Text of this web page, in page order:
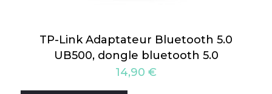
TP-Link Adaptateur Bluetooth 5.0
UB500, dongle bluetooth 5.0
14,90 €